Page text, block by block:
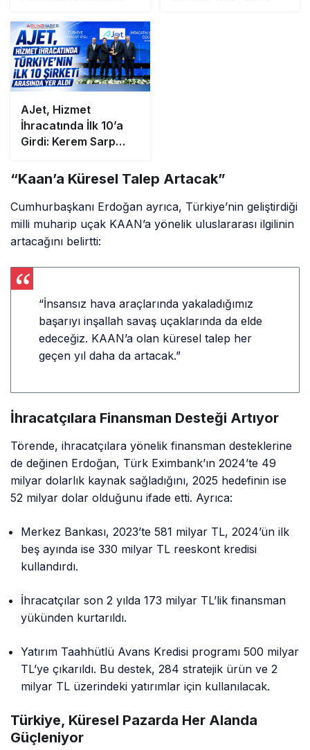
AJet, Hizmet
İhracatında İlk 10’a
Girdi: Kerem Sarp
Cumhurbaşkanı
Aldı
“Kaan’a Küresel Talep Artacak”
Cumhurbaşkanı Erdoğan ayrıca, Türkiye’nin geliştirdiği
milli muharip uçak KAAN’a yönelik uluslararası ilgilinin
artacağını belirtti:
“İnsansız hava araçlarında yakaladığımız
başarıyı inşallah savaş uçaklarında da elde
edeceğiz. KAAN’a olan küresel talep her
geçen yıl daha da artacak.”
İhracatçılara Finansman Desteği Artıyor
Törende, ihracatçılara yönelik finansman desteklerine
de değinen Erdoğan, Türk Eximbank’ın 2024’te 49
milyar dolarlık kaynak sağladığını, 2025 hedefinin ise
52 milyar dolar olduğunu ifade etti. Ayrıca:
Merkez Bankası, 2023’te 581 milyar TL, 2024’ün ilk
beş ayında ise 330 milyar TL reeskont kredisi
kullandırdı.
İhracatçılar son 2 yılda 173 milyar TL’lik finansman
yükünden kurtarıldı.
Yatırım Taahhütlü Avans Kredisi programı 500 milyar
TL’ye çıkarıldı. Bu destek, 284 stratejik ürün ve 2
milyar TL üzerindeki yatırımlar için kullanılacak.
Türkiye, Küresel Pazarda Her Alanda
Güçleniyor